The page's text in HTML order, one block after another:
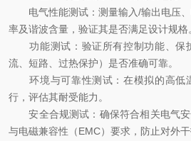
电气性能测试：测量输入/输出电压、
率及谐波含量，验证其是否满足设计规格
功能测试：验证所有控制功能、保
流、短路、过热保护）是否准确可靠。
环境与可靠性测试：在模拟的高低
行，评估其耐受能力。
安全合规测试：确保符合相关电气安
与电磁兼容性（EMC）要求，防止对外干